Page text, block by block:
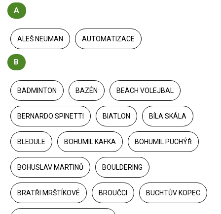
A
ALEŠ NEUMAN AUTOMATIZACE
B
BADMINTON BAZÉN BEACH VOLEJBAL
BERNARDO SPINETTI BIATLON BÍLA SKÁLA
BLEDULE BOHUMIL KAFKA BOHUMIL PUCHÝŘ
BOHUSLAV MARTINŮ BOULDERING
BRATŘI MRŠTÍKOVÉ BROUČCI BUCHTŮV KOPEC